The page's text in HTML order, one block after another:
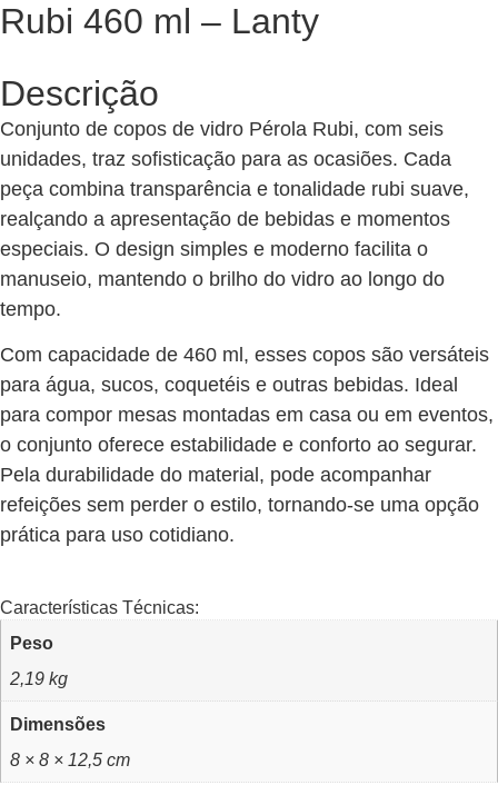
Rubi 460 ml – Lanty
Descrição
Conjunto de copos de vidro Pérola Rubi, com seis
unidades, traz sofisticação para as ocasiões. Cada
peça combina transparência e tonalidade rubi suave,
realçando a apresentação de bebidas e momentos
especiais. O design simples e moderno facilita o
manuseio, mantendo o brilho do vidro ao longo do
tempo.
Com capacidade de 460 ml, esses copos são versáteis
para água, sucos, coquetéis e outras bebidas. Ideal
para compor mesas montadas em casa ou em eventos,
o conjunto oferece estabilidade e conforto ao segurar.
Pela durabilidade do material, pode acompanhar
refeições sem perder o estilo, tornando-se uma opção
prática para uso cotidiano.
Características Técnicas:
Peso
2,19 kg
Dimensões
8 × 8 × 12,5 cm